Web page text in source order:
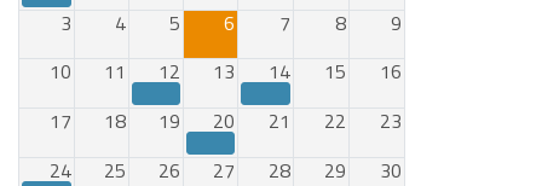
3
4 5 6 7 8
9
10
11 12 13 14 15
16
17
18 19 20 21 22
23
24
25 26 27 28 29
30